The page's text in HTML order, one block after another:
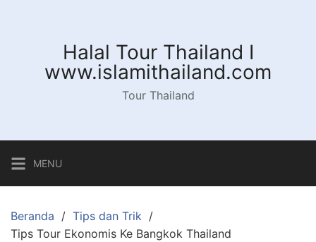
Halal Tour Thailand I
www.islamithailand.com
Tour Thailand
MENU
Beranda
Tips dan Trik
Tips Tour Ekonomis Ke Bangkok Thailand